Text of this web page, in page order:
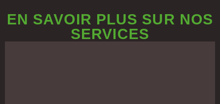
EN SAVOIR PLUS SUR NOS
SERVICES